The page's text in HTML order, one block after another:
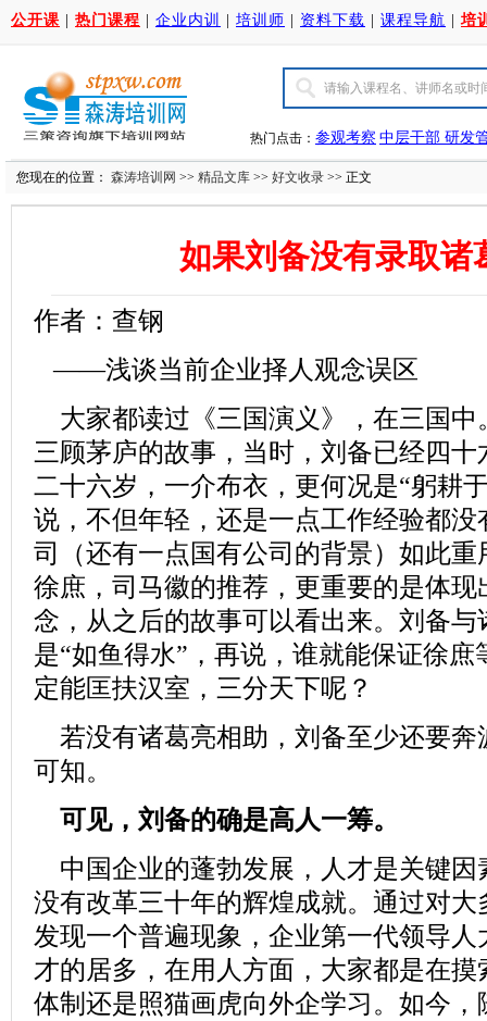
公开课 热门课程 企业内训 培训师 资料下载 课程导航 |培
热门点击： 参观考察 中层干部 研发
您现在的位置： 森涛培训网 >> 精品文库 >> 好文收录 >> 正文
如果刘备没有录取诸
作者：查钢
——浅谈当前企业择人观念误区
大家都读过《三国演义》，在三国中
三顾茅庐的故事，当时，刘备已经四
二十六岁，一介布衣，更何况是“躬耕
说，不但年轻，还是一点工作经验都
司（还有一点国有公司的背景）如此
徐庶，司马徽的推荐，更重要的是体现
念，从之后的故事可以看出来。刘备
是“如鱼得水”，再说，谁就能保证徐
定能匡扶汉室，三分天下呢？
若没有诸葛亮相助，刘备至少还要奔
可知。
可见，刘备的确是高人一筹。
中国企业的蓬勃发展，人才是关键因
没有改革三十年的辉煌成就。通过对
发现一个普遍现象，企业第一代领导
才的居多，在用人方面，大家都是在
体制还是照猫画虎向外企学习。如今